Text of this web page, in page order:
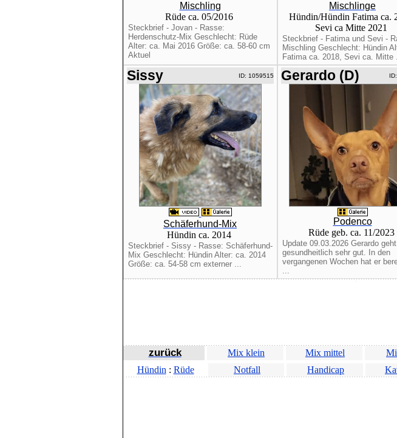
Mischling
Rüde ca. 05/2016
Steckbrief - Jovan - Rasse:
Herdenschutz-Mix Geschlecht: Rüde
Alter: ca. Mai 2016 Größe: ca. 58-60 cm
Aktuel
Mischlinge
Hündin/Hündin Fatima ca.
Sevi ca Mitte 2021
Steckbrief - Fatima und Sevi -
Mischling Geschlecht: Hündin
Fatima ca. 2018, Sevi ca. Mitte
Sissy ID: 1059515
Schäferhund-Mix
Hündin ca. 2014
Steckbrief - Sissy - Rasse: Schäferhund-
Mix Geschlecht: Hündin Alter: ca. 2014
Größe: ca. 54-58 cm externer ...
Gerardo (D)
Podenco
Rüde geb. ca. 11/2023
Update 09.03.2026 Gerardo
gesundheitlich sehr gut. In den
vergangenen Wochen hat er
...
zurück Mix klein Mix mittel
Hündin : Rüde Notfall Handicap